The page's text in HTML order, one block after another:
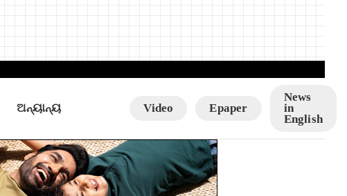
ଅନ୍ୟାନ୍ୟ Video Epaper
News
in
English